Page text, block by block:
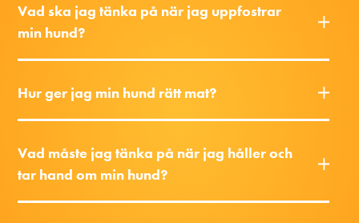
Vad ska jag tänka på när jag uppfostrar
min hund?
Hur ger jag min hund rätt mat?
Vad måste jag tänka på när jag håller och
tar hand om min hund?